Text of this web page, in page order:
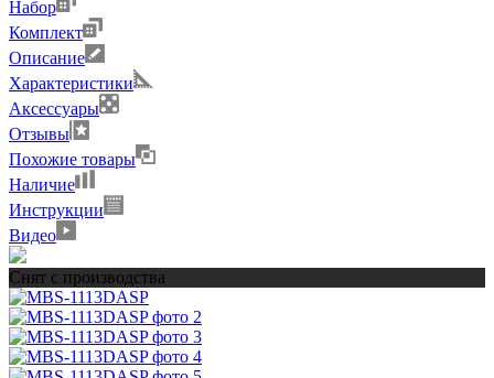
Набор
Комплект
Описание
Характеристики
Аксессуары
Отзывы
Похожие товары
Наличие
Инструкции
Видео
Снят с производства